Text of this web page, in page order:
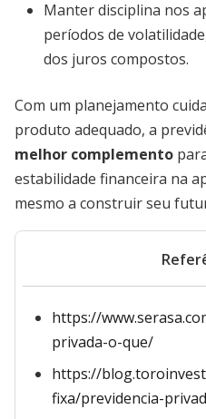
Manter disciplina nos
períodos de
dos juros compostos.
Com um planejamento
produto adequado, a
melhor complemento
estabilidade financeira na
mesmo a construir seu
https://
privada-o-que/
https://
fixa/previdencia-